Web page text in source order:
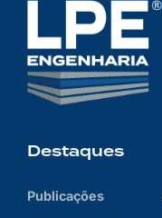
Destaques
Publicações